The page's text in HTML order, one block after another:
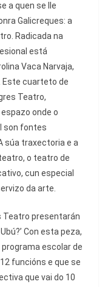
a quen se lle
Galicreques: a
Radicada na
está
Vaca Narvaja,
Este cuarteto de
Teatro,
onde o
son fontes
súa traxectoria e a
o teatro de
cun especial
da arte.
Teatro presentarán
Con esta peza,
escolar de
funcións e que se
que vai do 10